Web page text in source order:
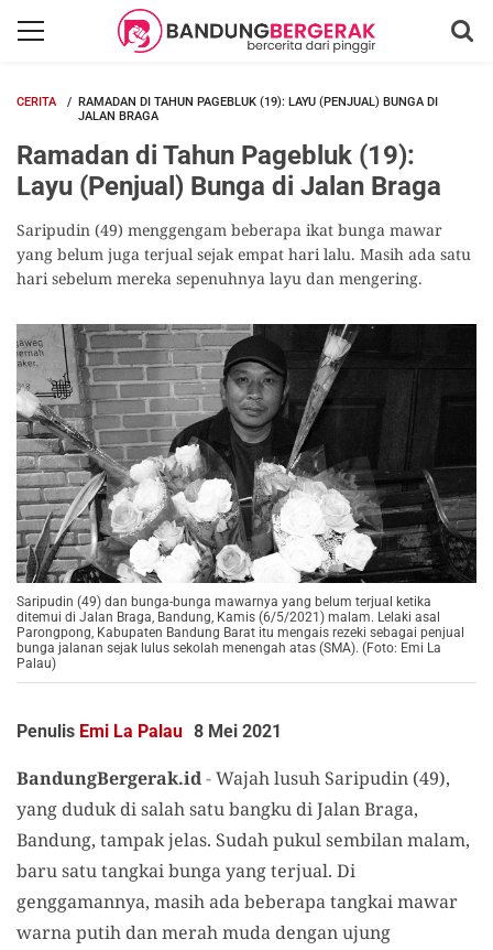
CERITA
RAMADAN DI TAHUN PAGEBLUK (19): LAYU (PENJUAL) BUNGA DI
JALAN BRAGA
Ramadan di Tahun Pagebluk (19):
Layu (Penjual) Bunga di Jalan Braga
Saripudin (49) menggengam beberapa ikat bunga mawar
yang belum juga terjual sejak empat hari lalu. Masih ada satu
hari sebelum mereka sepenuhnya layu dan mengering.
Saripudin (49) dan bunga-bunga mawarnya yang belum terjual ketika
ditemui di Jalan Braga, Bandung, Kamis (6/5/2021) malam. Lelaki asal
Parongpong, Kabupaten Bandung Barat itu mengais rezeki sebagai penjual
bunga jalanan sejak lulus sekolah menengah atas (SMA). (Foto: Emi La
Palau)
Penulis Emi La Palau 8 Mei 2021
BandungBergerak.id-Wajah lusuh Saripudin (49),
yang duduk di salah satu bangku di Jalan Braga,
Bandung, tampak jelas. Sudah pukul sembilan malam,
baru satu tangkai bunga yang terjual. Di
genggamannya, masih ada beberapa tangkai mawar
warna putih dan merah muda dengan ujung